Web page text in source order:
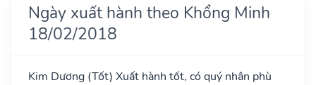
Ngày xuất hành theo Khổng Minh
18/02/2018
Kim Dương (Tốt) Xuất hành tốt, có quý nhân phù